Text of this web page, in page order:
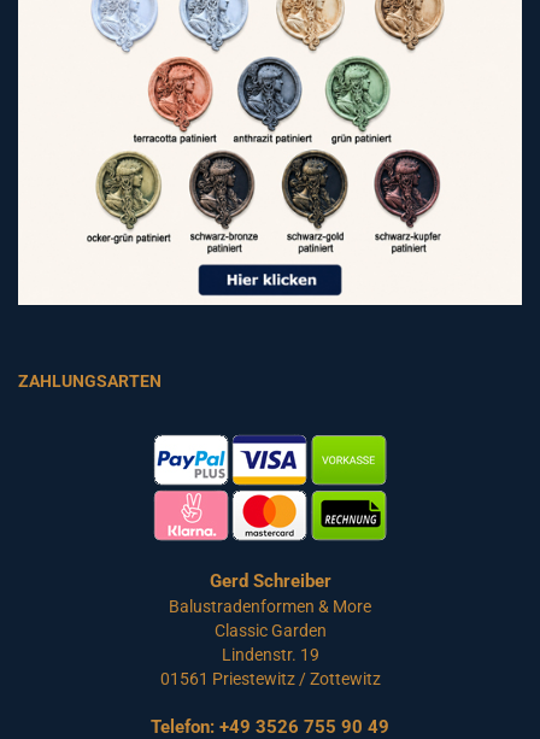
ZAHLUNGSARTEN
Gerd Schreiber
Balustradenformen & More
Classic Garden
Lindenstr. 19
01561 Priestewitz / Zottewitz
Telefon: +49 3526 755 90 49